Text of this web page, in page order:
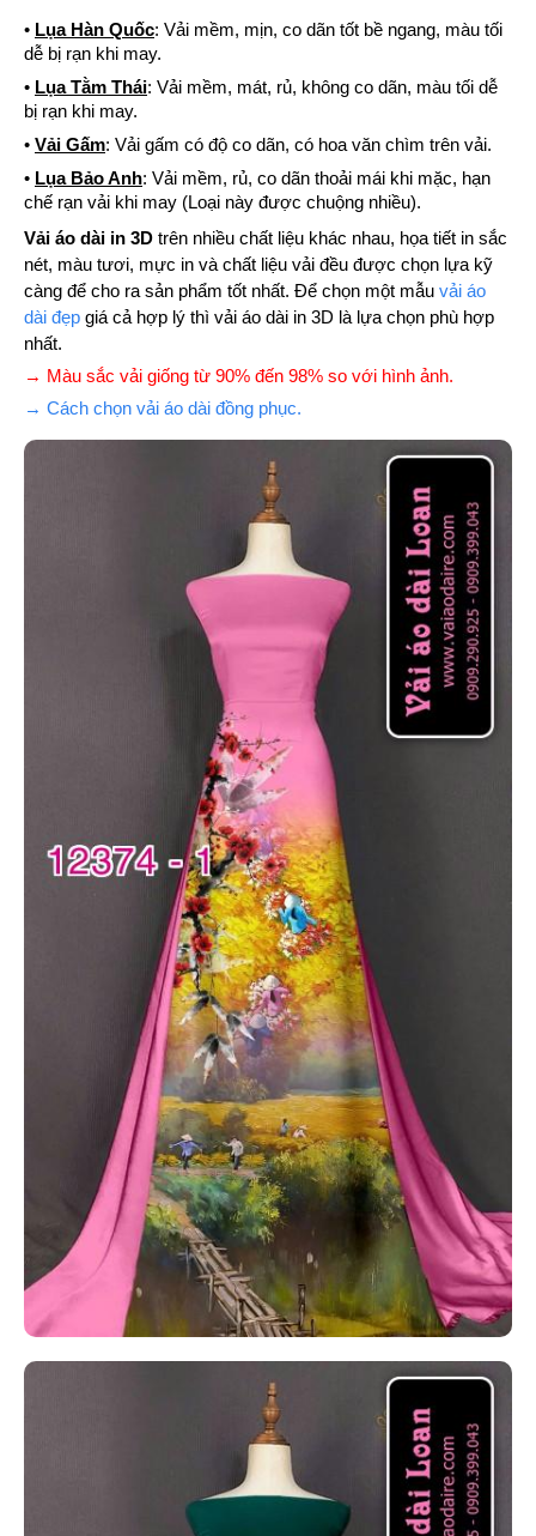
• Lụa Hàn Quốc: Vải mềm, mịn, co dãn tốt bề ngang, màu tối
dễ bị rạn khi may.
• Lụa Tằm Thái: Vải mềm, mát, rủ, không co dãn, màu tối dễ
bị rạn khi may.
• Vải Gấm: Vải gấm có độ co dãn, có hoa văn chìm trên vải.
• Lụa Bảo Anh: Vải mềm, rủ, co dãn thoải mái khi mặc, hạn
chế rạn vải khi may (Loại này được chuộng nhiều).
Vải áo dài in 3D trên nhiều chất liệu khác nhau, họa tiết in sắc
nét, màu tươi, mực in và chất liệu vải đều được chọn lựa kỹ
càng để cho ra sản phẩm tốt nhất. Để chọn một mẫu vải áo
dài đẹp giá cả hợp lý thì vải áo dài in 3D là lựa chọn phù hợp
nhất.
→ Màu sắc vải giống từ 90% đến 98% so với hình ảnh.
→ Cách chọn vải áo dài đồng phục.